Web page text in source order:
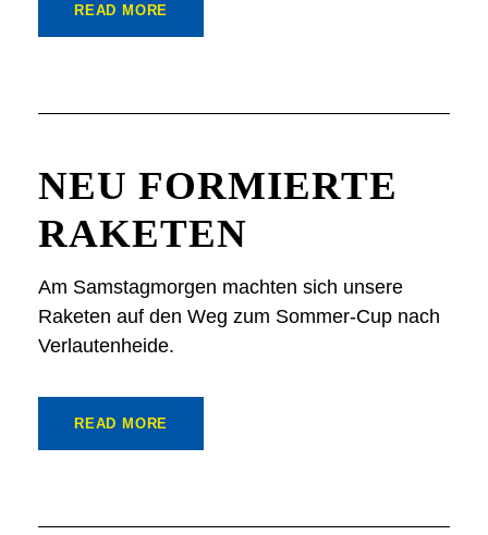
READ MORE
NEU FORMIERTE
RAKETEN
Am Samstagmorgen machten sich unsere
Raketen auf den Weg zum Sommer-Cup nach
Verlautenheide.
READ MORE